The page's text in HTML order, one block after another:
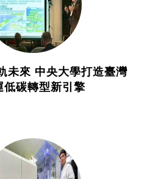
未來 中央大學打造臺灣
低碳轉型新引擎